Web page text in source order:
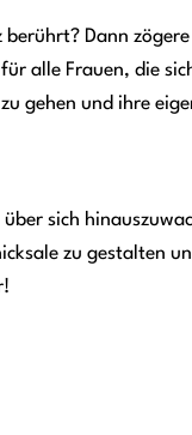
Dann
alle Frauen, die
gehen und ihre
sich
zu gestalten